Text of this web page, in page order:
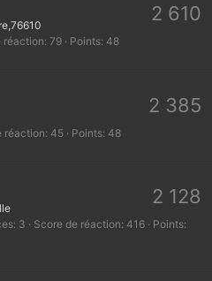
2 610
réaction 79 Points 48
2 385
réaction 45 Points 48
2 128
3 Score de réaction 416
Points